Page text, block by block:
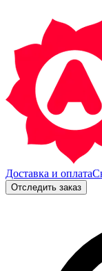
Доставка и оплата
Отследить заказ